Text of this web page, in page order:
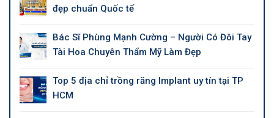
đẹp chuẩn Quốc tế
Bác Sĩ Phùng Mạnh Cường – Người Có Đôi Tay
Tài Hoa Chuyên Thẩm Mỹ Làm Đẹp
Top 5 địa chỉ trồng răng Implant uy tín tại TP
HCM